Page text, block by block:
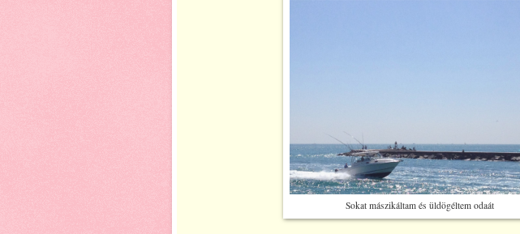
Sokat mászikáltam és üldögéltem odaát